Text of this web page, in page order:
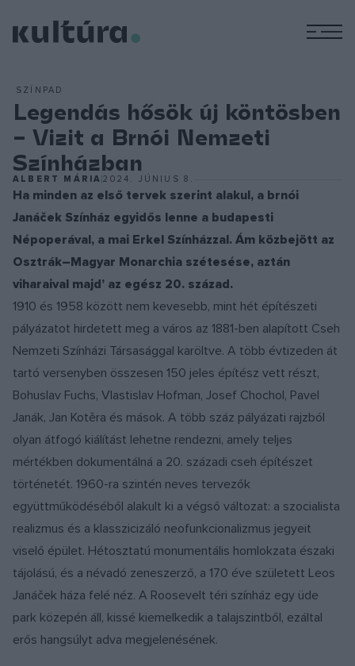
SZÍNPAD
Legendás hősök új köntösben
– Vizit a Brnói Nemzeti
Színházban
ALBERT MÁRIA2024. JÚNIUS 8.
Ha minden az első tervek szerint alakul, a brnói
Janáček Színház egyidős lenne a budapesti
Népoperával, a mai Erkel Színházzal. Ám közbejött az
Osztrák–Magyar Monarchia szétesése, aztán
viharaival majd’ az egész 20. század.
1910 és 1958 között nem kevesebb, mint hét építészeti
pályázatot hirdetett meg a város az 1881-ben alapított Cseh
Nemzeti Színházi Társasággal karöltve. A több évtizeden át
tartó versenyben összesen 150 jeles építész vett részt,
Bohuslav Fuchs, Vlastislav Hofman, Josef Chochol, Pavel
Janák, Jan Kotěra és mások. A több száz pályázati rajzból
olyan átfogó kiálítást lehetne rendezni, amely teljes
mértékben dokumentálná a 20. századi cseh építészet
történetét. 1960-ra szintén neves tervezők
együttműködéséből alakult ki a végső változat: a szocialista
realizmus és a klasszicizáló neofunkcionalizmus jegyeit
viselő épület. Hétosztatú monumentális homlokzata északi
tájolású, és a névadó zeneszerző, a 170 éve született Leos
Janáček háza felé néz. A Roosevelt téri színház egy üde
park közepén áll, kissé kiemelkedik a talajszintből, ezáltal
erős hangsúlyt adva megjelenésének.